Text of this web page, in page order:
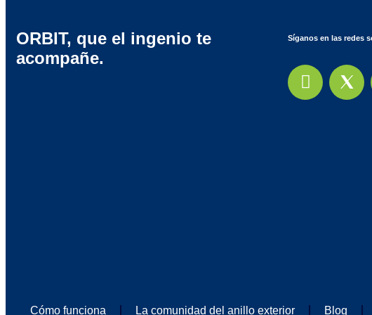
ORBIT, que el ingenio te
acompañe.
Síganos en las redes
Cómo funciona La comunidad del anillo exterior Blog